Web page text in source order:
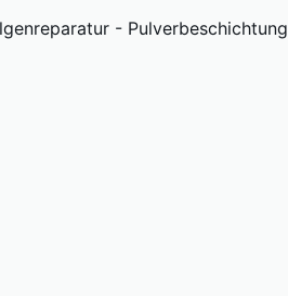
- Pulverbeschichtung